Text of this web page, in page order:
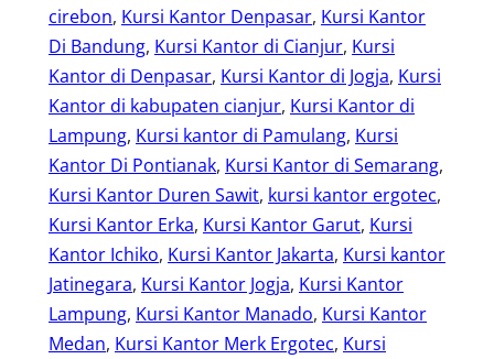
cirebon, Kursi Kantor Denpasar, Kursi Kantor
Di Bandung, Kursi Kantor di Cianjur, Kursi
Kantor di Denpasar, Kursi Kantor di Jogja, Kursi
Kantor di kabupaten cianjur, Kursi Kantor di
Lampung, Kursi kantor di Pamulang, Kursi
Kantor Di Pontianak, Kursi Kantor di Semarang
Kursi Kantor Duren Sawit, kursi kantor ergotec
Kursi Kantor Erka, Kursi Kantor Garut, Kursi
Kantor Ichiko, Kursi Kantor Jakarta, Kursi kantor
Jatinegara, Kursi Kantor Jogja, Kursi Kantor
Lampung, Kursi Kantor Manado, Kursi Kantor
Medan, Kursi Kantor Merk Ergotec, Kursi